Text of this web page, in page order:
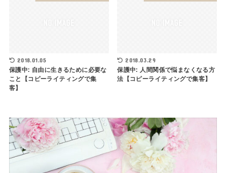
2018.01.05
保護中: 自由に生きるために必要な
こと【コピーライティングで集
客】
2018.03.29
保護中: 人間関係で悩まなくなる方
法【コピーライティングで集客】